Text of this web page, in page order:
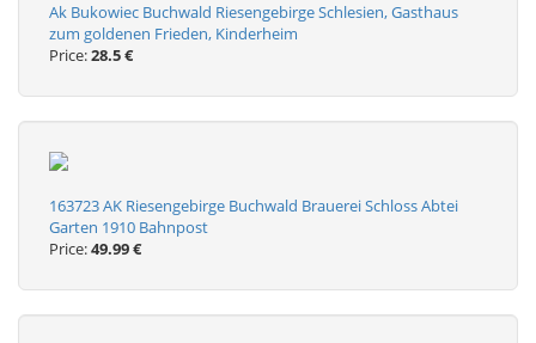
Ak Bukowiec Buchwald Riesengebirge Schlesien, Gasthaus
zum goldenen Frieden, Kinderheim
Price:28.5 €
163723 AK Riesengebirge Buchwald Brauerei Schloss Abtei
Garten 1910 Bahnpost
Price:49.99 €